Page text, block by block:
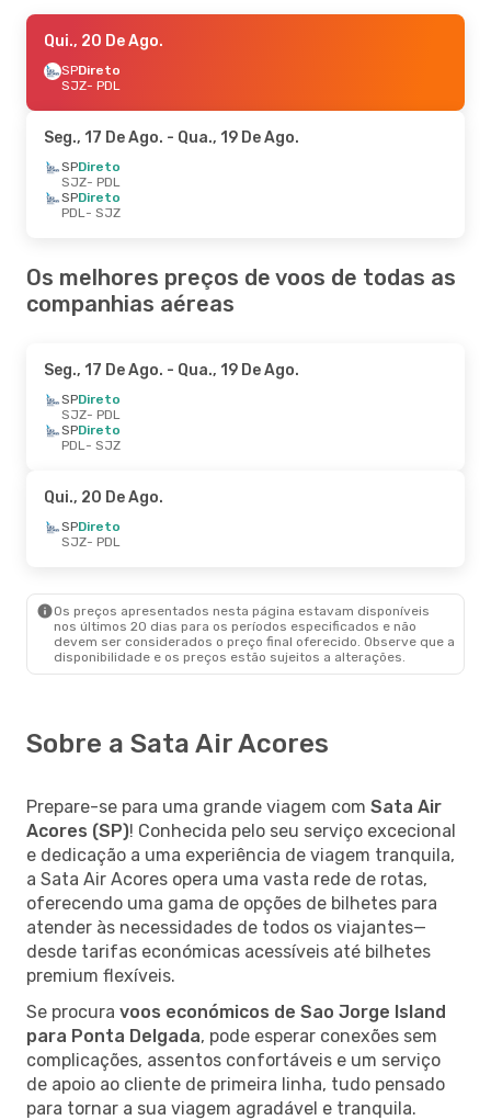
Qui., 20 De Ago.
SPDireto
SJZ- PDL
Seg., 17 De Ago. - Qua., 19 De Ago.
SPDireto
SJZ- PDL
SPDireto
PDL- SJZ
Os melhores preços de voos de todas as
companhias aéreas
Seg., 17 De Ago. - Qua., 19 De Ago.
SPDireto
SJZ- PDL
SPDireto
PDL- SJZ
Qui., 20 De Ago.
SPDireto
SJZ- PDL
Os preços apresentados nesta página estavam disponíveis
nos últimos 20 dias para os períodos especificados e não
devem ser considerados o preço final oferecido. Observe que a
disponibilidade e os preços estão sujeitos a alterações.
Sobre a Sata Air Acores
Prepare-se para uma grande viagem com Sata Air
Acores (SP)! Conhecida pelo seu serviço excecional
e dedicação a uma experiência de viagem tranquila,
a Sata Air Acores opera uma vasta rede de rotas,
oferecendo uma gama de opções de bilhetes para
atender às necessidades de todos os viajantes—
desde tarifas económicas acessíveis até bilhetes
premium flexíveis.
Se procura voos económicos de Sao Jorge Island
para Ponta Delgada, pode esperar conexões sem
complicações, assentos confortáveis e um serviço
de apoio ao cliente de primeira linha, tudo pensado
para tornar a sua viagem agradável e tranquila.